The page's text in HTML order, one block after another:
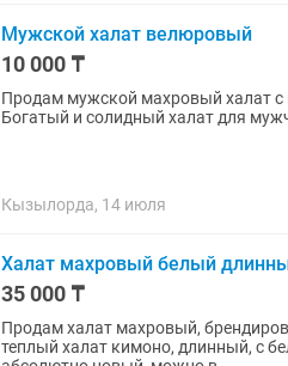
Мужской халат велюровый
10 000 ₸
Продам мужской махровый халат с
Богатый и солидный халат для
Кызылорда, 14 июля
Халат махровый белый
35 000 ₸
Продам халат махровый,
теплый халат кимоно, длинный, с